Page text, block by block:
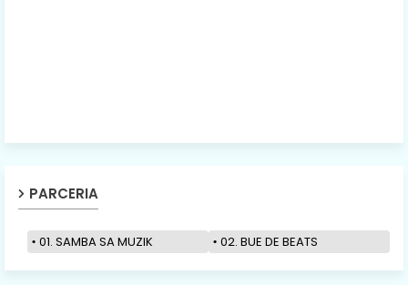
PARCERIA
01. SAMBA SA MUZIK 02. BUE DE BEATS